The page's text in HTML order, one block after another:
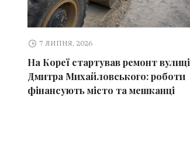
7 ЛИПНЯ, 2026
На Кореї стартував ремонт вулиці
Дмитра Михайловського: роботи
фінансують місто та мешканці